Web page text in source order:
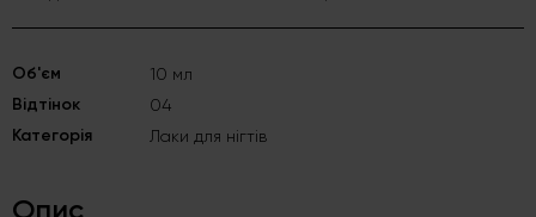
Об'єм 10 мл
Відтінок 04
Категорія Лаки для нігтів
Опис